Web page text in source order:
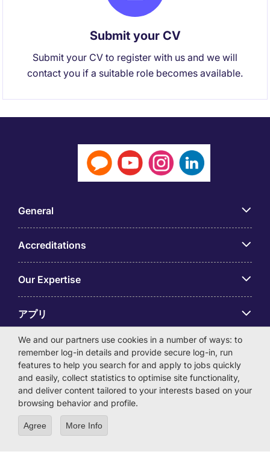
Submit your CV
Submit your CV to register with us and we will
contact you if a suitable role becomes available.
General
Accreditations
Our Expertise
アプリ
Employer Centre
© Michael Page International (Japan) K.K. Corporation
Number 0104-01-043253 Registered Office 6F Hulic
We and our partners use cookies in a number of ways: to
remember log-in details and provide secure log-in, run
features to help you search for and apply to jobs quickly
and easily, collect statistics to optimise site functionality,
and deliver content tailored to your interests based on your
browsing behavior and profile.
Agree More Info